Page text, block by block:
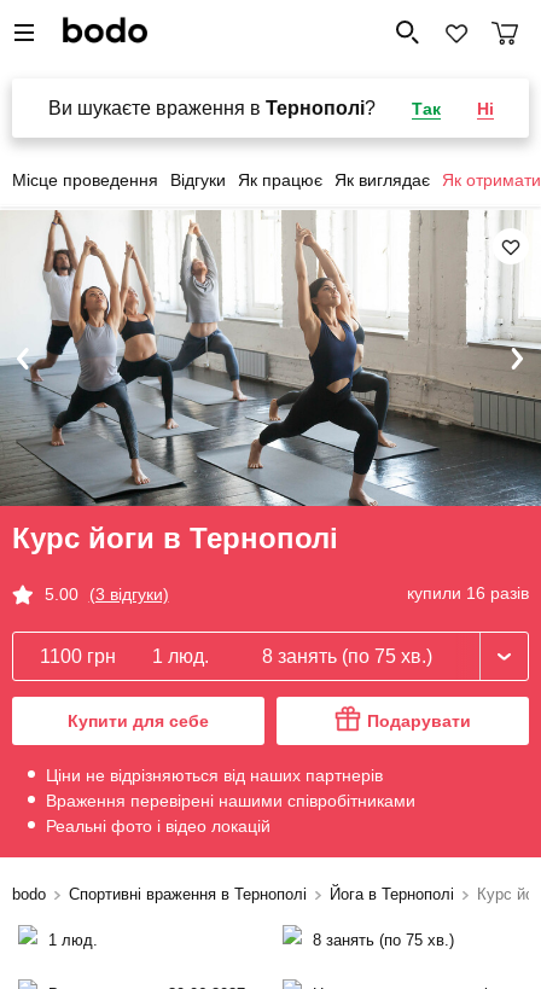
Ви шукаєте враження в Тернополі? Так Ні
Місце проведення Відгуки Як працює Як виглядає Як отримати
Курс йоги в Тернополі
5.00 (3 відгуки) купили 16 разів
1100 грн 1 люд. 8 занять (по 75 хв.)
Купити для себе Подарувати
Ціни не відрізняються від наших партнерів
Враження перевірені нашими співробітниками
Реальні фото і відео локацій
bodo Спортивні враження в Тернополі Йога в Тернополі Курс
1 люд. 8 занять (по 75 хв.)